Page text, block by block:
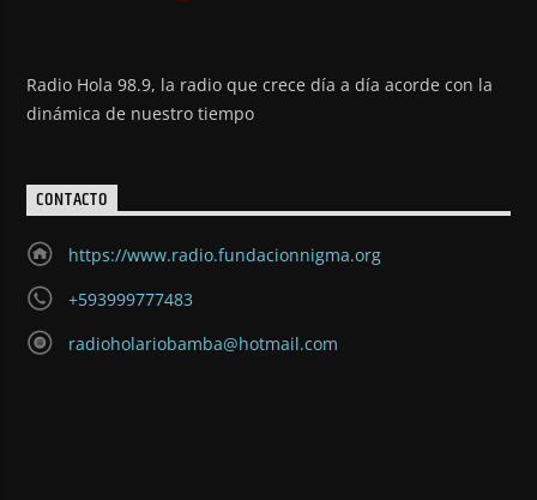
Radio Hola 98.9, la radio que crece día a día acorde con la
dinámica de nuestro tiempo
CONTACTO
https://www.radio.fundacionnigma.org
+593999777483
radioholariobamba@hotmail.com